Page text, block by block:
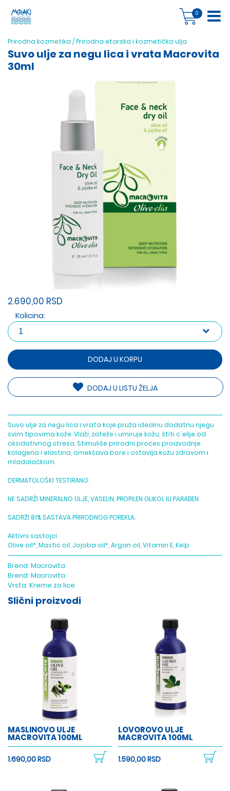
0
Prirodna kozmetika /Prirodna etarska i kozmetička ulja
Suvo ulje za negu lica i vrata Macrovita
30ml
2.690,00 RSD
Kolicina:
DODAJ U KORPU
DODAJ U LISTU ŽELJA
Suvo ulje za negu lica i vrata koje pruža idealnu dodatnu njegu
svim tipovima kože. Vlaži, zateže i umiruje kožu, štiti c´elije od
oksidativnog stresa. Stimuliše prirodni proces proizvodnje
kolagena i elastina, omekšava bore i ostavlja kožu zdravom i
mladalačkom.
DERMATOLOŠKI TESTIRANO.
NE SADRŽI MINERALNO ULJE, VASELIN, PROPILEN GLIKOL ILI PARABEN.
SADRŽI 81% SASTAVA PRIRODNOG POREKLA.
Aktivni sastojci
Olive oil*, Mastic oil, Jojoba oil*, Argan oil, Vitamin E, Kelp
Brend:Macrovita
Brend:Macrovita
Vrsta:Kreme za lice
Slični proizvodi
MASLINOVO ULJE
MACROVITA 100ML
1.690,00 RSD
LOVOROVO ULJE
MACROVITA 100ML
1.590,00 RSD